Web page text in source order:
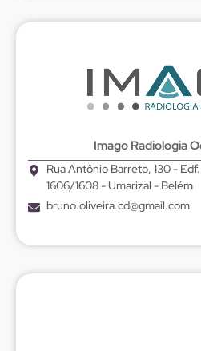
Imago Radiologia
Rua Antônio Barreto, 130 -
1606/1608 - Umarizal - Belém
bruno.oliveira.cd@gmail.com